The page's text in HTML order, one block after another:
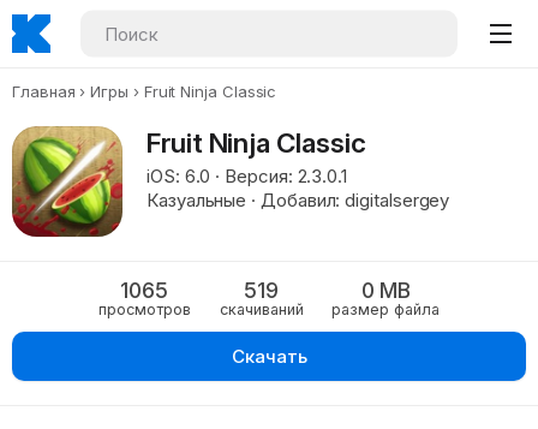
Главная Игры Fruit Ninja Classic
Fruit Ninja Classic
iOS: 6.0 · Версия: 2.3.0.1
Казуальные · Добавил: digitalsergey
1065
просмотров
519
скачиваний
0 MB
размер файла
Скачать